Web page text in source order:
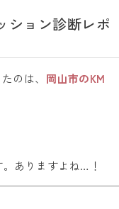
ション診断レポ
のは、 岡山市のKM
ありますよね…！